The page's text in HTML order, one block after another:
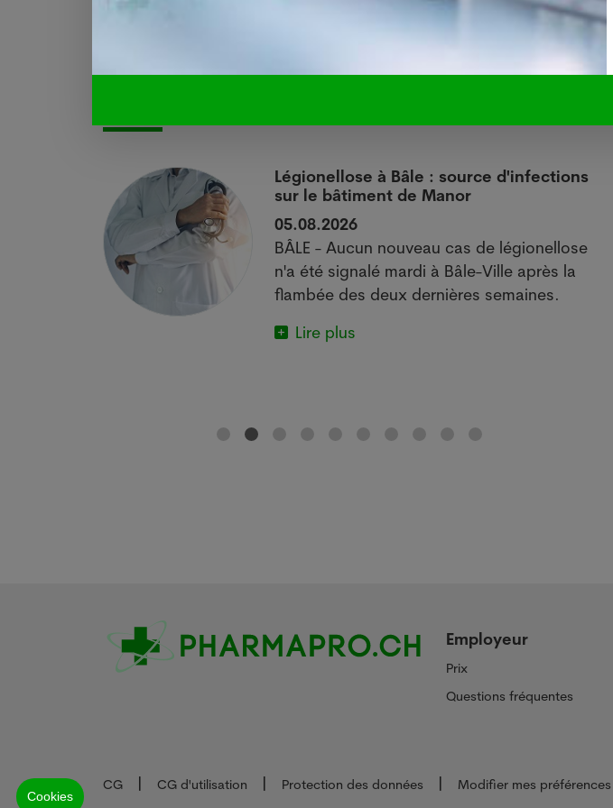
Légionellose à Bâle : source d'infections
sur le bâtiment de Manor
05.08.2026
BÂLE - Aucun nouveau cas de légionellose
n'a été signalé mardi à Bâle-Ville après la
flambée des deux dernières semaines.
Lire plus
Employeur
Prix
Questions fréquentes
CG CG d'utilisation Protection des données Modifier mes